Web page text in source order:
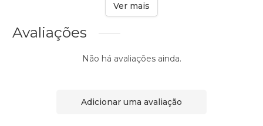
Ver mais
Avaliações
Não há avaliações ainda.
Adicionar uma avaliação